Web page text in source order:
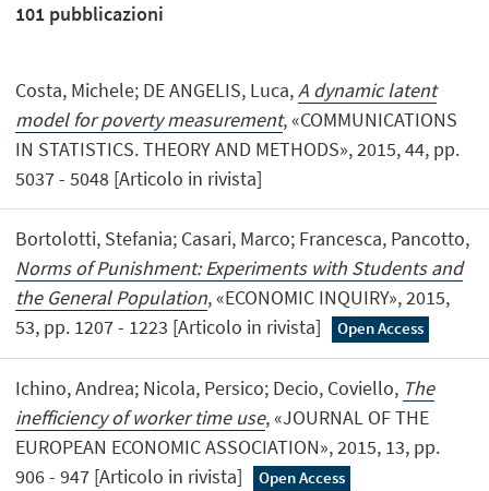
101 pubblicazioni
Costa, Michele; DE ANGELIS, Luca,A dynamic latent
model for poverty measurement, «COMMUNICATIONS
IN STATISTICS. THEORY AND METHODS», 2015, 44, pp.
5037 - 5048 [Articolo in rivista]
Bortolotti, Stefania; Casari, Marco; Francesca, Pancotto,
Norms of Punishment: Experiments with Students and
the General Population, «ECONOMIC INQUIRY», 2015,
53, pp. 1207 - 1223 [Articolo in rivista]
Open Access
Ichino, Andrea; Nicola, Persico; Decio, Coviello, The
inefficiency of worker time use, «JOURNAL OF THE
EUROPEAN ECONOMIC ASSOCIATION», 2015, 13, pp.
906 - 947 [Articolo in rivista]
Open Access